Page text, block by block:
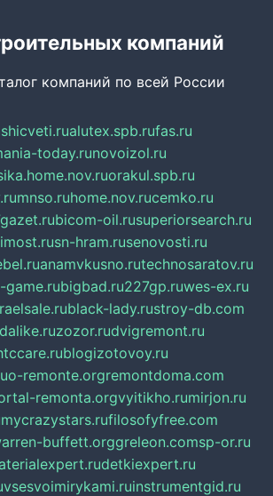
компаний
компаний по всей России
alutex.spb.rufas.ru
today.runovoizol.ru
orakul.spb.ru
mnso.ruhome.nov.rucemko.ru
bicom-oil.rusuperiorsearch.ru
sn-hram.rusenovosti.ru
anamvkusno.rutechnosaratov.ru
game.rubigbad.ru227gp.ruwes-ex.ru
black-lady.rustroy-db.com
zozor.rudvigremont.ru
blogizotovoy.ru
o-remonte.orgremontdoma.com
remonta.orgvyitikho.rumirjon.ru
mycrazystars.rufilosofyfree.com
buffett.orggreleon.comsp-or.ru
detkiexpert.ru
vsesvoimirykami.ruinstrumentgid.ru